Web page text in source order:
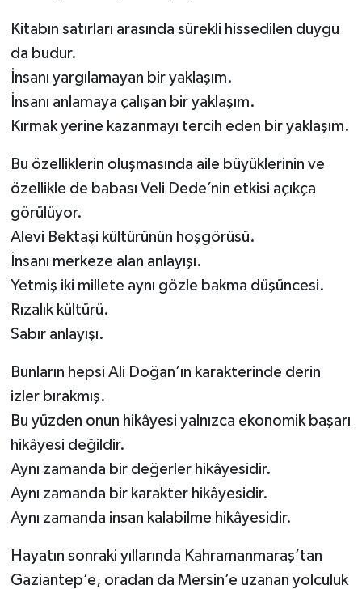
Kitabın satırları arasında sürekli hissedilen duygu
da budur.
İnsanı yargılamayan bir yaklaşım.
İnsanı anlamaya çalışan bir yaklaşım.
Kırmak yerine kazanmayı tercih eden bir yaklaşım.
Bu özelliklerin oluşmasında aile büyüklerinin ve
özellikle de babası Veli Dede’nin etkisi açıkça
görülüyor.
Alevi Bektaşi kültürünün hoşgörüsü.
İnsanı merkeze alan anlayışı.
Yetmiş iki millete aynı gözle bakma düşüncesi.
Rızalık kültürü.
Sabır anlayışı.
Bunların hepsi Ali Doğan’ın karakterinde derin
izler bırakmış.
Bu yüzden onun hikâyesi yalnızca ekonomik başarı
hikâyesi değildir.
Aynı zamanda bir değerler hikâyesidir.
Aynı zamanda bir karakter hikâyesidir.
Aynı zamanda insan kalabilme hikâyesidir.
Hayatın sonraki yıllarında Kahramanmaraş’tan
Gaziantep’e, oradan da Mersin’e uzanan yolculuk